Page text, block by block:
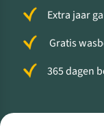
Extra jaar
Gratis
365 dagen